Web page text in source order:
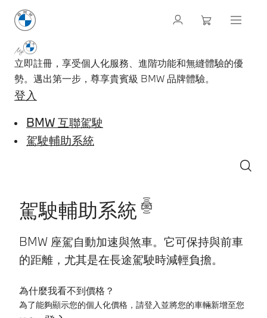
立即註冊，享受個人化服務、進階功能和無縫體驗的優
勢。邁出第一步，尊享貴賓級 BMW 品牌體驗。
登入
BMW 互聯駕駛
駕駛輔助系統
駕駛輔助系統
BMW 座駕自動加速與煞車。它可保持與前車
的距離，尤其是在長途駕駛時減輕負擔。
為什麼我看不到價格？
為了能夠顯示您的個人化價格，請登入並將您的車輛新增至您